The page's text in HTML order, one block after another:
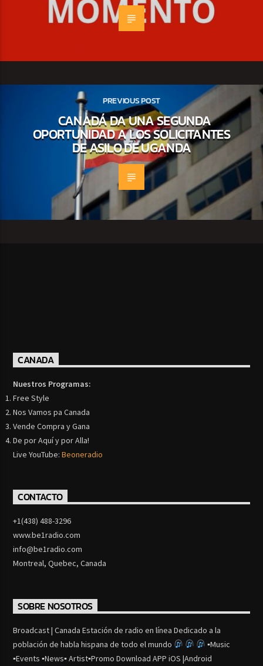
PREVIOUS POST
CANADÁ DA UNA SEGUNDA
OPORTUNIDAD A LOS SOLICITANTES
DE ASILO DE UGANDA
CANADA
Nuestros Programas:
Free Style
Nos Vamos pa Canada
Vende Compra y Gana
De por Aquí y por Alla!
Live YouTube:Beoneradio
CONTACTO
+1(438) 488-3296
www.be1radio.com
info@be1radio.com
Montreal, Quebec, Canada
SOBRE NOSOTROS
Broadcast | Canada Estación de radio en línea Dedicado a la
población de habla hispana de todo el mundo
▪Music
▪Events ▪News▪ Artist▪Promo Download APP iOS |Android